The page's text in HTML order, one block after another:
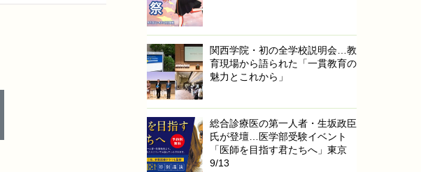
関西学院・初の全学校説明会…教
育現場から語られた「一貫教育の
魅力とこれから」
総合診療医の第一人者・生坂政臣
氏が登壇…医学部受験イベント
「医師を目指す君たちへ」東京
9/13